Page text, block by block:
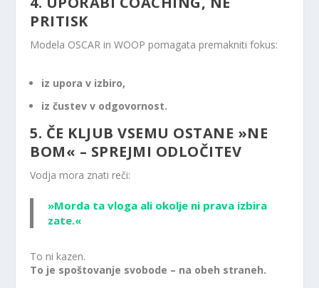
PRITISK
Modela OSCAR in WOOP pomagata premakniti fokus:
iz upora v izbiro,
iz čustev v odgovornost.
5. ČE KLJUB VSEMU OSTANE »NE
BOM« – SPREJMI ODLOČITEV
Vodja mora znati reči:
»Morda ta vloga ali okolje ni prava izbira
zate.«
To ni kazen.
To je spoštovanje svobode – na obeh straneh.